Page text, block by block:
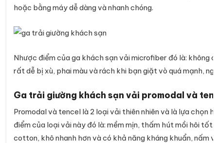
hoặc bằng máy dễ dàng và nhanh chóng.
Nhược điểm của ga khách sạn vải microfiber đó là: không
rất dễ bị xù, phai màu và rách khi bạn giặt vò quá mạnh,
Ga trải giường khách sạn vải promodal và
Promodal và tencel là 2 loại vải thiên nhiên và là lựa chọn
điểm của loại vải này đó là: mềm mịn, thấm hút mồi hôi
cotton, khô nhanh hơn và có khả năng kháng khuẩn, nấm